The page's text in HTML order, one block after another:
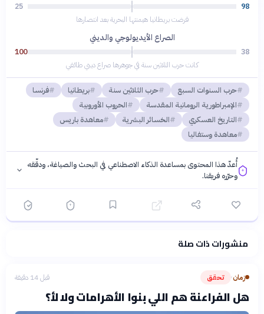
98
25
فرضت بريطانيا هيمنتها البحرية بعد انتصارها
الصراع الأيديولوجي والديني
38
100
كانت حرب الثلاثين سنة في جوهرها صراع ديني طائفي
حرب السنوات السبع حرب الثلاثين سنة بريطانيا
فرنسا
الإمبراطورية الرومانية المقدسة
الحروب الأوروبية
التاريخ العسكري
الخسائر البشرية
معاهدة باريس
معاهدة وستفاليا
أُعدّ هذا المحتوى بمساعدة الذكاء الاصطناعي في البحث والصياغة، ودقّقه
وحرّره فريقنا.
فلسفتنا المعرفية· سياسة الذكاء الاصطناعيمنشورات ذات صلة
زمان› تحقق قبل 14 دقيقة
هل الفراعنة هم اللي بنوا الأهرامات ولا لأ؟